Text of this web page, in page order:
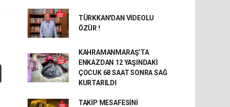
TÜRKKAN'DAN VİDEOLU
ÖZÜR !
KAHRAMANMARAŞ’TA
ENKAZDAN 12 YAŞINDAKİ
ÇOCUK 68 SAAT SONRA SAĞ
KURTARILDI
TAKİP MESAFESİNİ